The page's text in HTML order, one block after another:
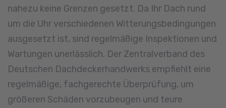
nahezu keine Grenzen gesetzt. Da Ihr Dach rund
um die Uhr verschiedenen Witterungsbedingungen
ausgesetzt ist, sind regelmäßige Inspektionen und
Wartungen unerlässlich. Der Zentralverband des
Deutschen Dachdeckerhandwerks empfiehlt eine
regelmäßige, fachgerechte Überprüfung, um
größeren Schäden vorzubeugen und teure